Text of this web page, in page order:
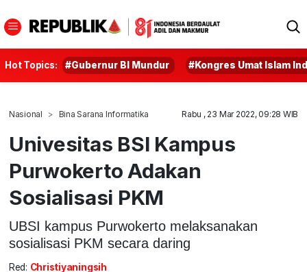
Hot Topics: #Gubernur BI Mundur #Kongres Umat Islam
Nasional Bina Sarana Informatika Rabu , 23 Mar 2022, 09:28 WIB
Univesitas BSI Kampus
Purwokerto Adakan
Sosialisasi PKM
UBSI kampus Purwokerto melaksanakan
sosialisasi PKM secara daring
Red: Christiyaningsih